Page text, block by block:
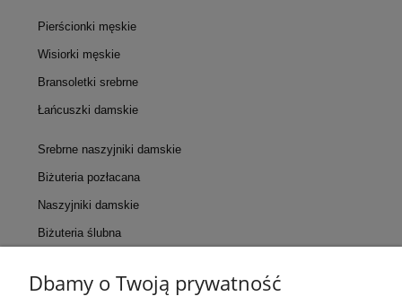
Pierścionki męskie
Wisiorki męskie
Bransoletki srebrne
Łańcuszki damskie
Srebrne naszyjniki damskie
Biżuteria pozłacana
Naszyjniki damskie
Biżuteria ślubna
KONTAKT
Dbamy o Twoją prywatność